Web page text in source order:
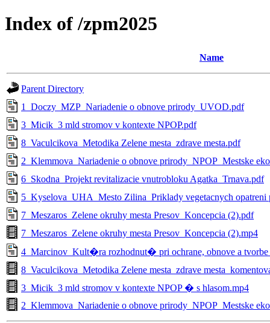
Index of /zpm2025
Name
Parent Directory
1_Doczy_MZP_Nariadenie o obnove prirody_UVOD.pdf
3_Micik_3 mld stromov v kontexte NPOP.pdf
8_Vaculcikova_Metodika Zelene mesta_zdrave mesta.pdf
2_Klemmova_Nariadenie o obnove prirody_NPOP_Mestske
6_Skodna_Projekt revitalizacie vnutrobloku Agatka_Trnava.pdf
5_Kyselova_UHA_Mesto Zilina_Priklady vegetacnych opatreni
7_Meszaros_Zelene okruhy mesta Presov_Koncepcia (2).pdf
7_Meszaros_Zelene okruhy mesta Presov_Koncepcia (2).mp4
4_Marcinov_Kult�ra rozhodnut� pri ochrane, obnove a
8_Vaculcikova_Metodika Zelene mesta_zdrave
3_Micik_3 mld stromov v kontexte NPOP � s hlasom.mp4
2_Klemmova_Nariadenie o obnove prirody_NPOP_Mestske